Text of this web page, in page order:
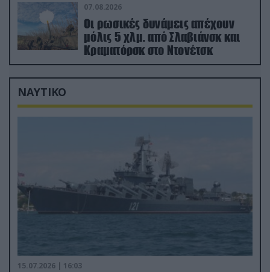
07.08.2026
Οι ρωσικές δυνάμεις απέχουν
μόλις 5 χλμ. από Σλαβιάνσκ και
Κραματόρσκ στο Ντονέτσκ
ΝΑΥΤΙΚΟ
15.07.2026 | 16:03